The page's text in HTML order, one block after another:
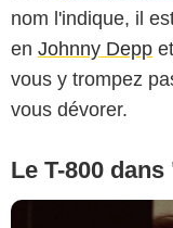
nom l'indique, il
en Johnny Depp
vous y trompez
vous dévorer.
Le T-800